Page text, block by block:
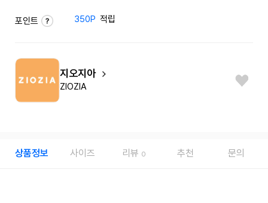
포인트 350P 적립
지오지아
ZIOZIA
상품정보 사이즈 리뷰 0 추천 문의